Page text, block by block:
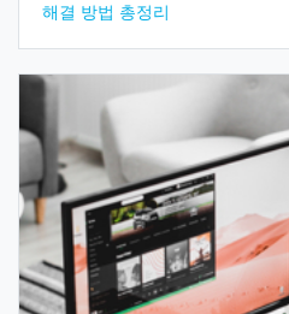
해결 방법 총정리